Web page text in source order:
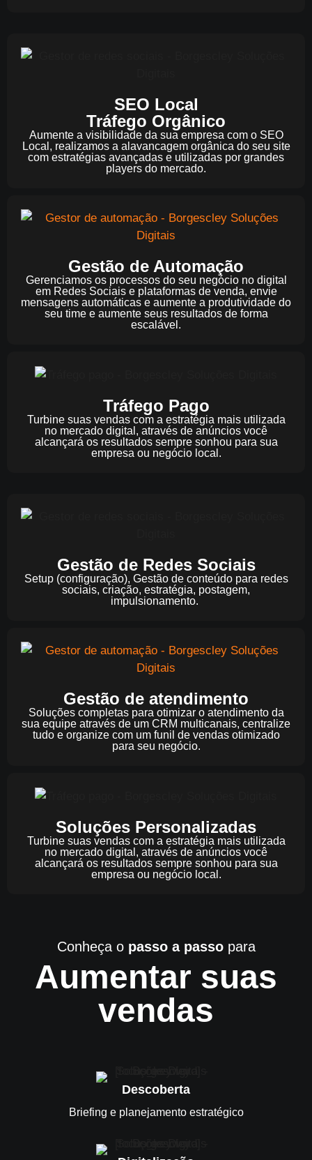
SEO Local
Tráfego Orgânico
Aumente a visibilidade da sua empresa com o SEO
Local, realizamos a alavancagem orgânica do seu site
com estratégias avançadas e utilizadas por grandes
players do mercado.
Gestão de Automação
Gerenciamos os processos do seu negócio no digital
em Redes Sociais e plataformas de venda, envie
mensagens automáticas e aumente a produtividade do
seu time e aumente seus resultados de forma
escalável.
Tráfego Pago
Turbine suas vendas com a estratégia mais utilizada
no mercado digital, através de anúncios você
alcançará os resultados sempre sonhou para sua
empresa ou negócio local.
Gestão de Redes Sociais
Setup (configuração), Gestão de conteúdo para redes
sociais, criação, estratégia, postagem,
impulsionamento.
Gestão de atendimento
Soluções completas para otimizar o atendimento da
sua equipe através de um CRM multicanais, centralize
tudo e organize com um funil de vendas otimizado
para seu negócio.
Soluções Personalizadas
Turbine suas vendas com a estratégia mais utilizada
no mercado digital, através de anúncios você
alcançará os resultados sempre sonhou para sua
empresa ou negócio local.
Conheça o passo a passopara
Aumentar suas
vendas
Descoberta
Briefing e planejamento estratégico